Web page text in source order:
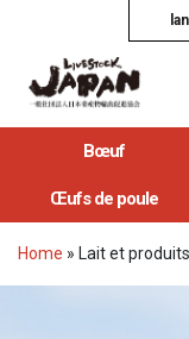
Bœuf
Œufs de poule
Home » Lait et